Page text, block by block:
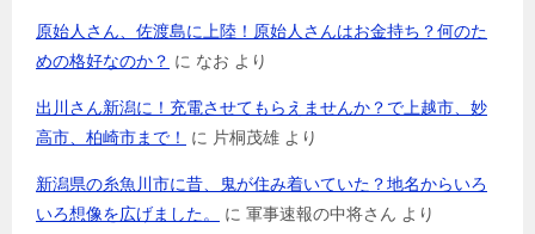
原始人さん、佐渡島に上陸！原始人さんはお金持ち？何のた
めの格好なのか？ に なお より
出川さん新潟に！充電させてもらえませんか？で上越市、妙
高市、柏崎市まで！
に 片桐茂雄 より
新潟県の糸魚川市に昔、鬼が住み着いていた？地名からいろ
いろ想像を広げました。
に 軍事速報の中将さん より